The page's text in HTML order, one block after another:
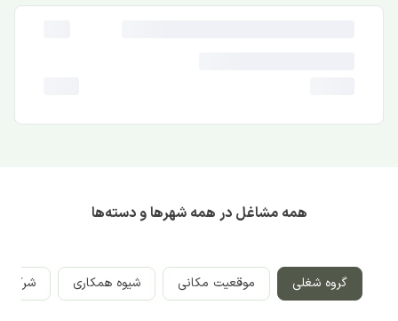
همه مشاغل در همه شهرها و دسته‌ها
گروه شغلی موقعیت مکانی شیوه همکاری